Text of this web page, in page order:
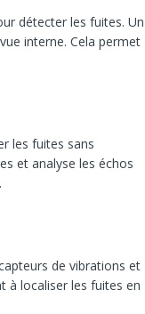
détecter les fuites. Un
interne. Cela permet
les fuites sans
et analyse les échos
de vibrations et
à localiser les fuites en